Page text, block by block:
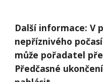
Další informace: V
nepříznivého
může pořadatel
Předčasné